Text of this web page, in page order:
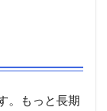
。もっと長期